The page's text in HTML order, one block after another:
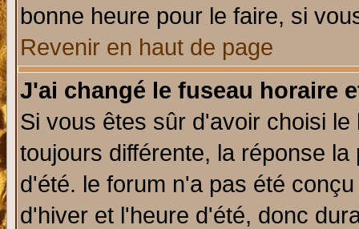
bonne heure pour le faire, si
Revenir en haut de page
J'ai changé le fuseau horaire
Si vous êtes sûr d'avoir choisi
toujours différente, la réponse
d'été. le forum n'a pas été
d'hiver et l'heure d'été, donc